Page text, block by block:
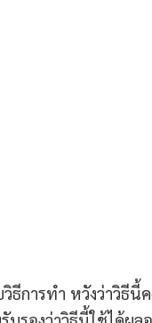
วิธีการทำ หวังว่าวิ